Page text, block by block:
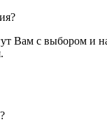
Вам с выбором и